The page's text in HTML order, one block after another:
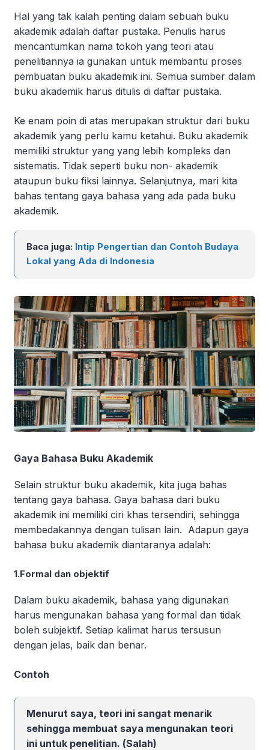
Hal yang tak kalah penting dalam sebuah buku
akademik adalah daftar pustaka. Penulis harus
mencantumkan nama tokoh yang teori atau
penelitiannya ia gunakan untuk membantu proses
pembuatan buku akademik ini. Semua sumber dalam
buku akademik harus ditulis di daftar pustaka.
Ke enam poin di atas merupakan struktur dari buku
akademik yang perlu kamu ketahui. Buku akademik
memiliki struktur yang yang lebih kompleks dan
sistematis. Tidak seperti buku non- akademik
ataupun buku fiksi lainnya. Selanjutnya, mari kita
bahas tentang gaya bahasa yang ada pada buku
akademik.
Baca juga: Intip Pengertian dan Contoh Budaya
Lokal yang Ada di Indonesia
Gaya Bahasa Buku Akademik
Selain struktur buku akademik, kita juga bahas
tentang gaya bahasa. Gaya bahasa dari buku
akademik ini memiliki ciri khas tersendiri, sehingga
membedakannya dengan tulisan lain. Adapun gaya
bahasa buku akademik diantaranya adalah:
1.Formal dan objektif
Dalam buku akademik, bahasa yang digunakan
harus mengunakan bahasa yang formal dan tidak
boleh subjektif. Setiap kalimat harus tersusun
dengan jelas, baik dan benar.
Contoh
Menurut saya, teori ini sangat menarik
sehingga membuat saya mengunakan teori
ini untuk penelitian. (Salah)